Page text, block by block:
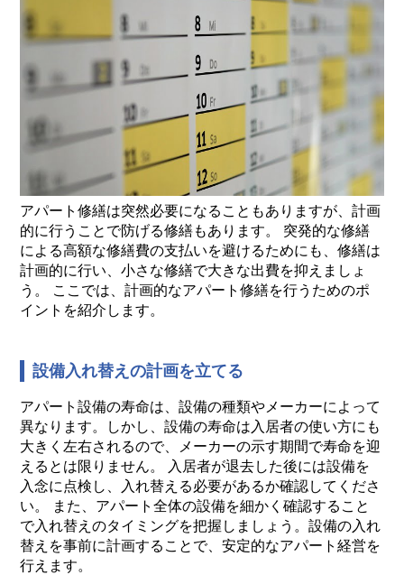
アパート修繕は突然必要になることもありますが、計画
的に行うことで防げる修繕もあります。 突発的な修繕
による高額な修繕費の支払いを避けるためにも、修繕は
計画的に行い、小さな修繕で大きな出費を抑えましょ
う。 ここでは、計画的なアパート修繕を行うためのポ
イントを紹介します。
設備入れ替えの計画を立てる
アパート設備の寿命は、設備の種類やメーカーによって
異なります。しかし、設備の寿命は入居者の使い方にも
大きく左右されるので、メーカーの示す期間で寿命を迎
えるとは限りません。 入居者が退去した後には設備を
入念に点検し、入れ替える必要があるか確認してくださ
い。 また、アパート全体の設備を細かく確認すること
で入れ替えのタイミングを把握しましょう。設備の入れ
替えを事前に計画することで、安定的なアパート経営を
行えます。